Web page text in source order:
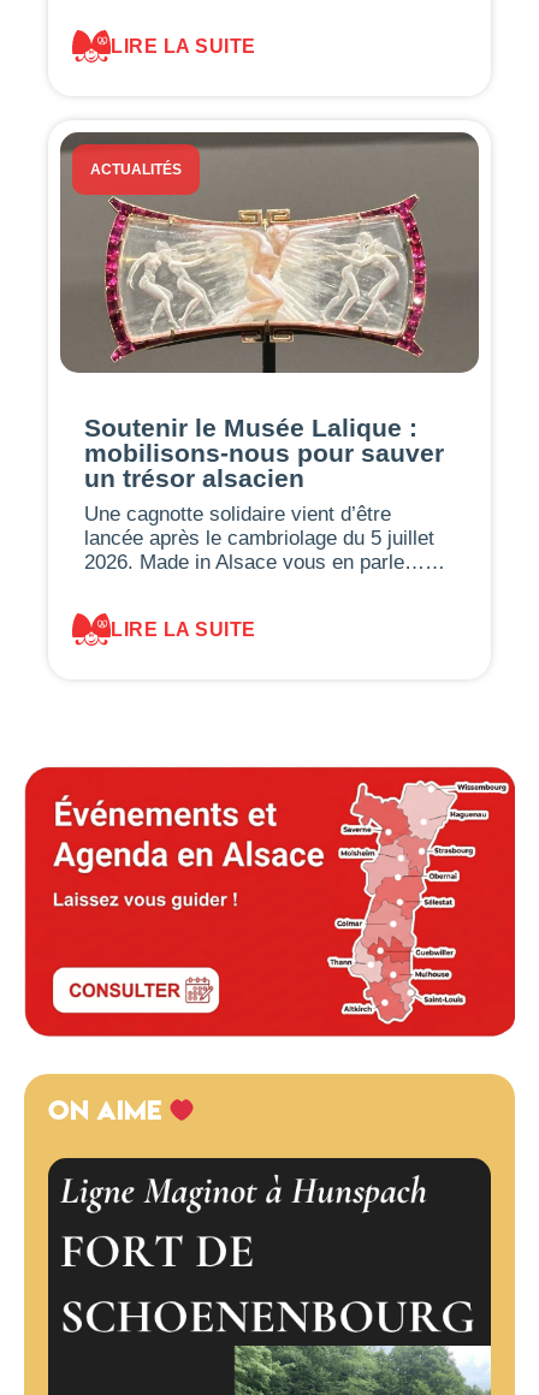
LIRE LA SUITE
ACTUALITÉS
Soutenir le Musée Lalique :
mobilisons-nous pour sauver
un trésor alsacien
Une cagnotte solidaire vient d’être
lancée après le cambriolage du 5 juillet
2026. Made in Alsace vous en parle……
LIRE LA SUITE
ON AIME